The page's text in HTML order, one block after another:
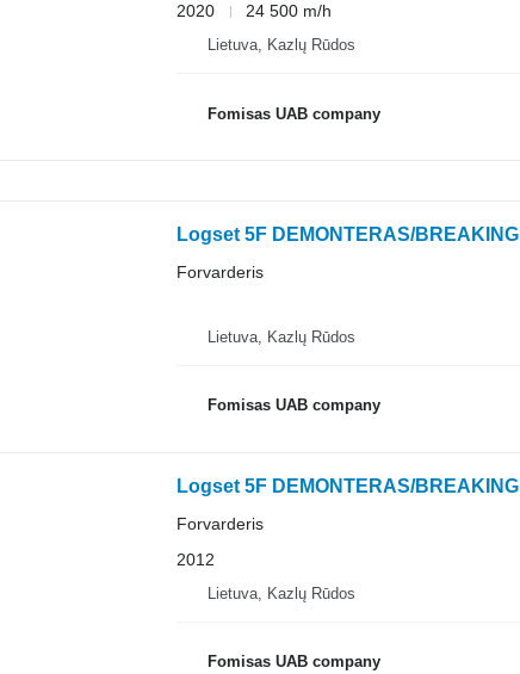
2020
24 500 m/h
Lietuva, Kazlų Rūdos
Fomisas UAB company
Logset 5F DEMONTERAS/BREAKING
Forvarderis
Lietuva, Kazlų Rūdos
Fomisas UAB company
Logset 5F DEMONTERAS/BREAKING
Forvarderis
2012
Lietuva, Kazlų Rūdos
Fomisas UAB company